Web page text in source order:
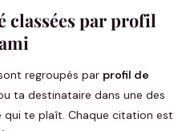
classées par profil
regroupés par profil de
ta destinataire dans une des
qui te plaît. Chaque citation est